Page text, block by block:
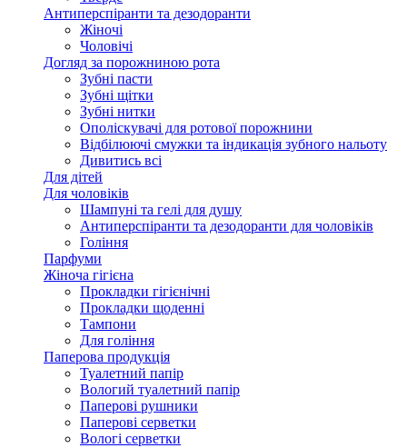
Антиперспіранти та дезодоранти
Жіночі
Чоловічі
Догляд за порожниною рота
Зубні пасти
Зубні щітки
Зубні нитки
Ополіскувачі для ротової порожнини
Відбілюючі смужки та індикація зубного нальоту
Дивитись всі
Для дітей
Для чоловіків
Шампуні та гелі для душу
Антиперспіранти та дезодоранти для чоловіків
Гоління
Парфуми
Жіноча гігієна
Прокладки гігієнічні
Прокладки щоденні
Тампони
Для гоління
Паперова продукція
Туалетний папір
Вологий туалетний папір
Паперові рушники
Паперові серветки
Вологі серветки